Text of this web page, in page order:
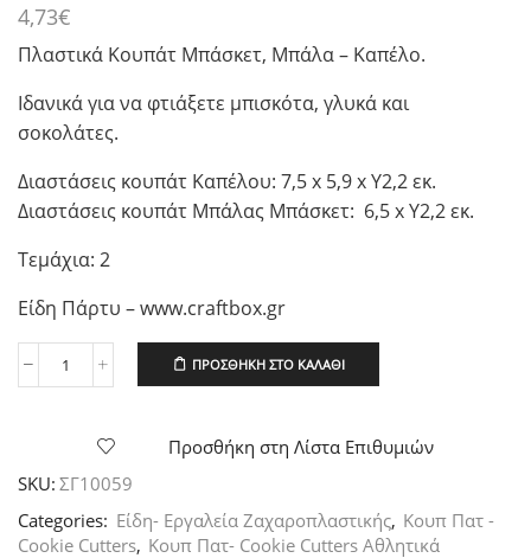
4,73€
Πλαστικά Κουπάτ Μπάσκετ, Μπάλα – Καπέλο.
Ιδανικά για να φτιάξετε μπισκότα, γλυκά και
σοκολάτες.
Διαστάσεις κουπάτ Καπέλου: 7,5 x 5,9 x Υ2,2 εκ.
Διαστάσεις κουπάτ Μπάλας Μπάσκετ: 6,5 x Υ2,2 εκ.
Τεμάχια: 2
Είδη Πάρτυ – www.craftbox.gr
Πλαστικά
Μπάλα-
Σετ
2
τεμ.
ΠΡΟΣΘΉΚΗ ΣΤΟ ΚΑΛΆΘΙ
Προσθήκη στη Λίστα Επιθυμιών
SKU: ΣΓ10059
Categories: Είδη- Εργαλεία Ζαχαροπλαστικής, Κουπ Πατ -
Cookie Cutters, Κουπ Πατ- Cookie Cutters Αθλητικά